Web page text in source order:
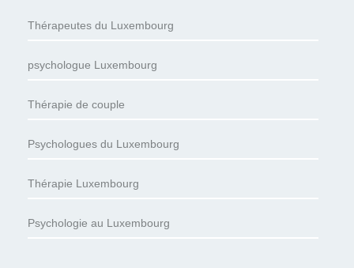
Thérapeutes du Luxembourg
psychologue Luxembourg
Thérapie de couple
Psychologues du Luxembourg
Thérapie Luxembourg
Psychologie au Luxembourg